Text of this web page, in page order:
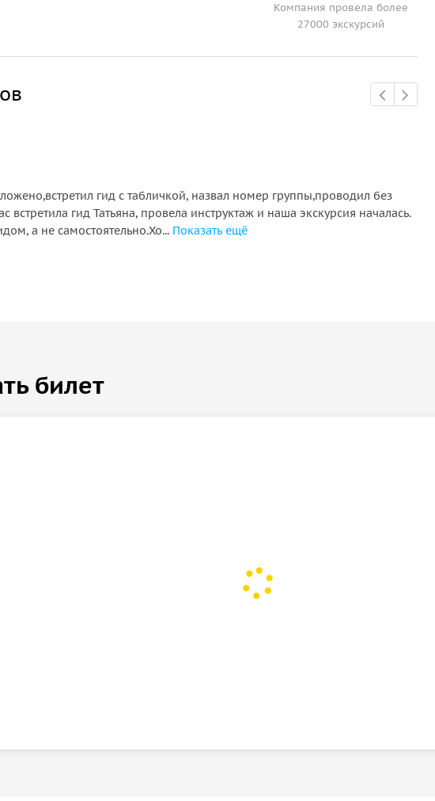
Компания провела более
27000 экскурсий
гид с табличкой, назвал номер группы,проводил без
гид Татьяна, провела инструктаж и наша экскурсия началась.
а не самостоятельно.Хо... Показать ещё
билет